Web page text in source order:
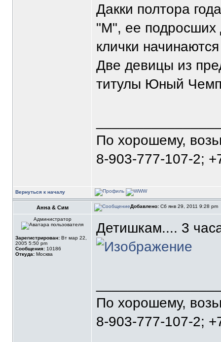
Дакки полтора
"М", ее подросших
клички
Две девицы из
титулы Юный
По хорошему,
8-903-777-107-2;
Вернуться к началу
Анна & Сим Добавлено: Сб янв 29, 2011 9:28 pm
Администратор
Зарегистрирован: Вт мар 22,
2005 5:50 pm
Сообщения: 10186
Откуда: Москва
Детишкам.... 3
По хорошему,
8-903-777-107-2;